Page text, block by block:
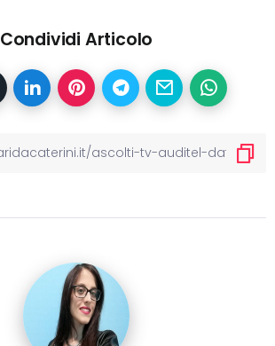
Condividi Articolo